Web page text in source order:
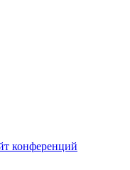
конференций